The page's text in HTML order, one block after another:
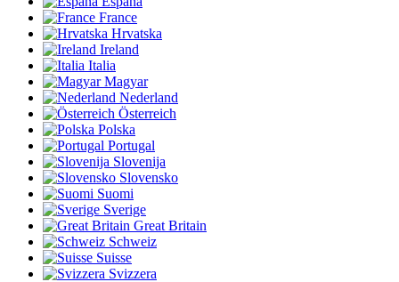
France
Hrvatska
Ireland
Italia
Magyar
Nederland
Österreich
Polska
Portugal
Slovenija
Slovensko
Suomi
Sverige
Great Britain
Schweiz
Suisse
Svizzera